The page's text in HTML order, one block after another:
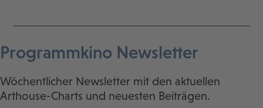
Programmkino Newsletter
Wöchentlicher Newsletter mit den aktuellen
Arthouse-Charts und neuesten Beiträgen.